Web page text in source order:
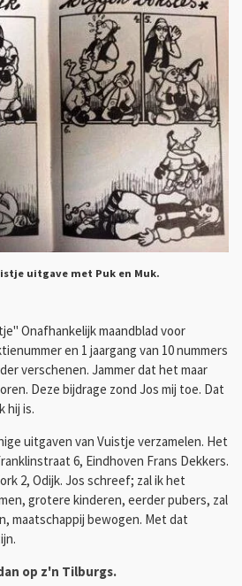
uitgave met Puk en Muk.
Onafhankelijk maandblad voor
en 1 jaargang van 10 nummers
verschenen. Jammer dat het maar
Deze bijdrage zond Jos mij toe. Dat
hij is.
uitgaven van Vuistje verzamelen. Het
6, Eindhoven Frans Dekkers.
2, Odijk. Jos schreef; zal ik het
grotere kinderen, eerder pubers, zal
maatschappij bewogen. Met dat
op z'n Tilburgs.